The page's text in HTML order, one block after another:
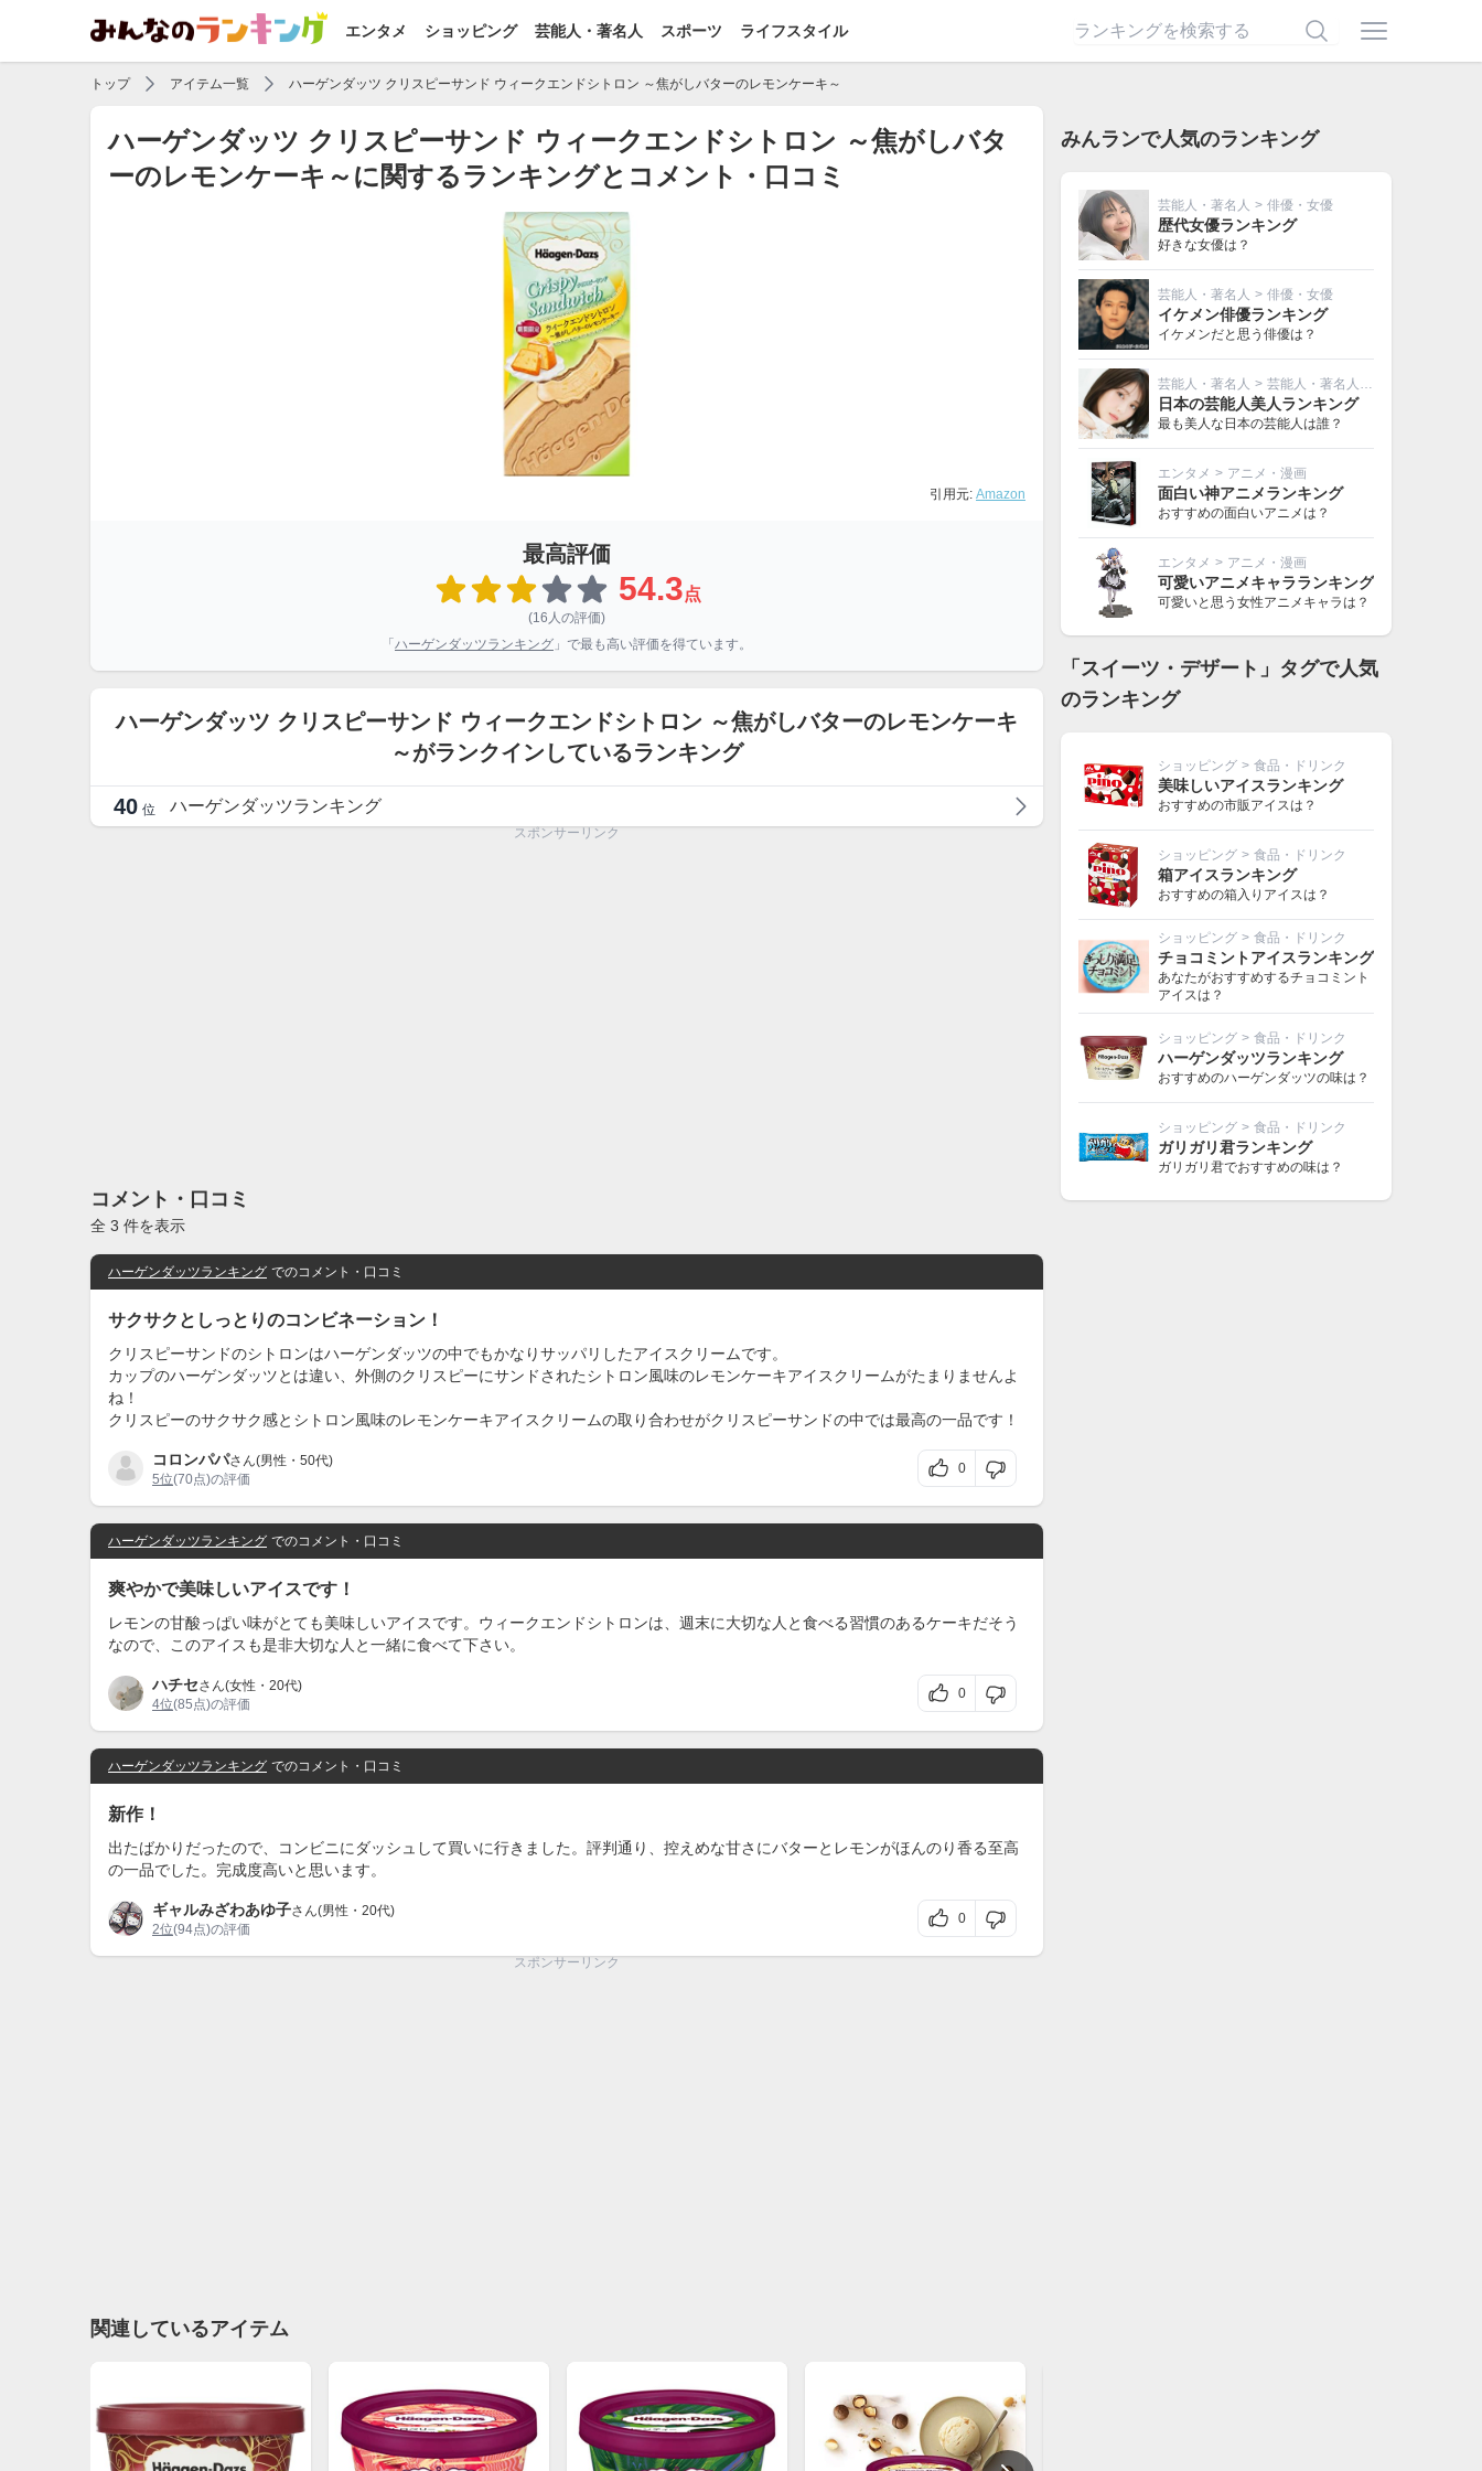
エンタメ ショッピング 芸能人・著名人 スポーツ ライフスタイル
トップ アイテム一覧 ハーゲンダッツ クリスピーサンド ウィークエンドシトロン ～焦がしバターのレモンケーキ～
ハーゲンダッツ クリスピーサンド ウィークエンドシトロン ～焦がしバタ
ーのレモンケーキ～に関するランキングとコメント・口コミ
引用元: Amazon
最高評価
54.3点
(16人の評価)
「 ハーゲンダッツランキング 」で最も高い評価を得ています。
ハーゲンダッツ クリスピーサンド ウィークエンドシトロン ～焦がしバターのレモンケーキ
～がランクインしているランキング
40 位 ハーゲンダッツランキング
スポンサーリンク
コメント・口コミ
全 3 件を表示
ハーゲンダッツランキング でのコメント・口コミ
サクサクとしっとりのコンビネーション！
クリスピーサンドのシトロンはハーゲンダッツの中でもかなりサッパリしたアイスクリームです。
カップのハーゲンダッツとは違い、外側のクリスピーにサンドされたシトロン風味のレモンケーキアイスクリームがたまりませんよ
ね！
クリスピーのサクサク感とシトロン風味のレモンケーキアイスクリームの取り合わせがクリスピーサンドの中では最高の一品です！
コロンパパさん(男性・50代)
5位(70点)の評価
0
ハーゲンダッツランキング でのコメント・口コミ
爽やかで美味しいアイスです！
レモンの甘酸っぱい味がとても美味しいアイスです。ウィークエンドシトロンは、週末に大切な人と食べる習慣のあるケーキだそう
なので、このアイスも是非大切な人と一緒に食べて下さい。
ハチセさん(女性・20代)
4位(85点)の評価
0
ハーゲンダッツランキング でのコメント・口コミ
新作！
出たばかりだったので、コンビニにダッシュして買いに行きました。評判通り、控えめな甘さにバターとレモンがほんのり香る至高
の一品でした。完成度高いと思います。
ギャルみざわあゆ子さん(男性・20代)
2位(94点)の評価
0
スポンサーリンク
関連しているアイテム
みんランで人気のランキング
芸能人・著名人 > 俳優・女優
歴代女優ランキング
好きな女優は？
芸能人・著名人 > 俳優・女優
イケメン俳優ランキング
イケメンだと思う俳優は？
芸能人・著名人 > 芸能人・著名人その他
日本の芸能人美人ランキング
最も美人な日本の芸能人は誰？
エンタメ > アニメ・漫画
面白い神アニメランキング
おすすめの面白いアニメは？
エンタメ > アニメ・漫画
可愛いアニメキャラランキング
可愛いと思う女性アニメキャラは？
「スイーツ・デザート」タグで人気
のランキング
ショッピング > 食品・ドリンク
美味しいアイスランキング
おすすめの市販アイスは？
ショッピング > 食品・ドリンク
箱アイスランキング
おすすめの箱入りアイスは？
ショッピング > 食品・ドリンク
チョコミントアイスランキング
あなたがおすすめするチョコミント
アイスは？
ショッピング > 食品・ドリンク
ハーゲンダッツランキング
おすすめのハーゲンダッツの味は？
ショッピング > 食品・ドリンク
ガリガリ君ランキング
ガリガリ君でおすすめの味は？